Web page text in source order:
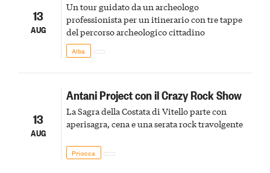
13
AUG
Un tour guidato da un archeologo
professionista per un itinerario con tre tappe
del percorso archeologico cittadino
Alba
13
AUG
Antani Project con il Crazy Rock Show
La Sagra della Costata di Vitello parte con
aperisagra, cena e una serata rock travolgente
Priocca